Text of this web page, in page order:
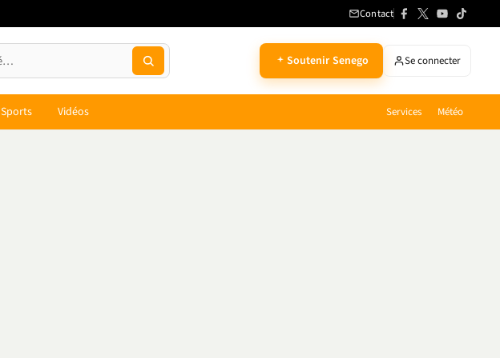
Contact
Soutenir Senego Se connecter
Sports Vidéos Services Météo